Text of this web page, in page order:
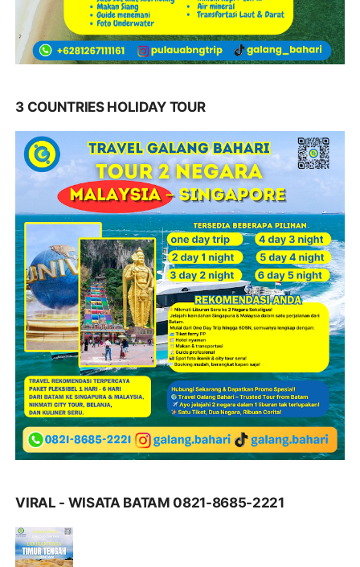
3 COUNTRIES HOLIDAY TOUR
VIRAL - WISATA BATAM 0821-8685-2221